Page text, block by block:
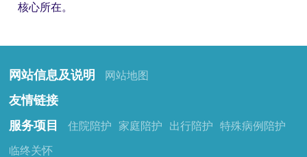
核心所在。
网站信息及说明 网站地图
友情链接
服务项目
住院陪护 家庭陪护 出行陪护 特殊病例陪护
临终关怀